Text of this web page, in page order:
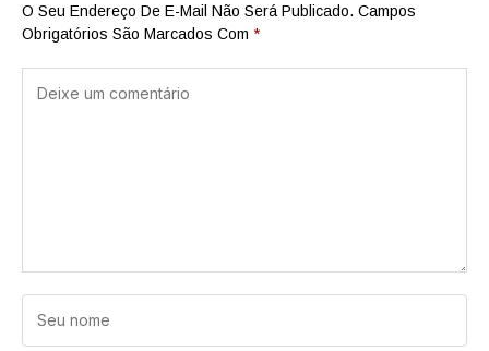
O Seu Endereço De E-Mail Não Será Publicado. Campos
Obrigatórios São Marcados Com *